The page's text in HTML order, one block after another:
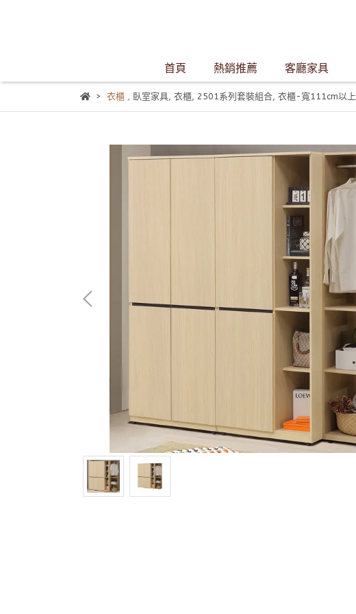
首頁 熱銷推薦 客廳家具
衣櫃, 臥室家具, 衣櫃, 2501系列套裝組合, 衣櫃-寬111cm以上